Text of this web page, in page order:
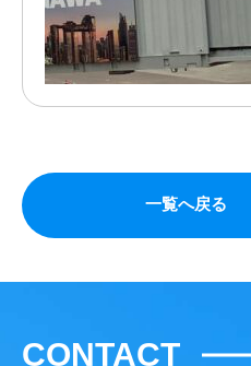
一覧へ戻る
CONTACT